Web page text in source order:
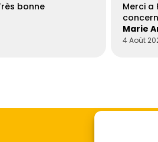
bonne
Merci a
Marie
4 Août